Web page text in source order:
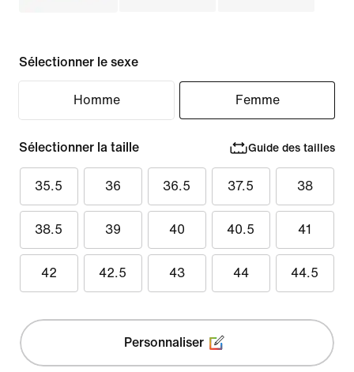
Sélectionner le sexe
Homme Femme
Sélectionner la taille Guide des tailles
35.5 36 36.5 37.5 38
38.5 39 40 40.5 41
42 42.5 43 44 44.5
Personnaliser